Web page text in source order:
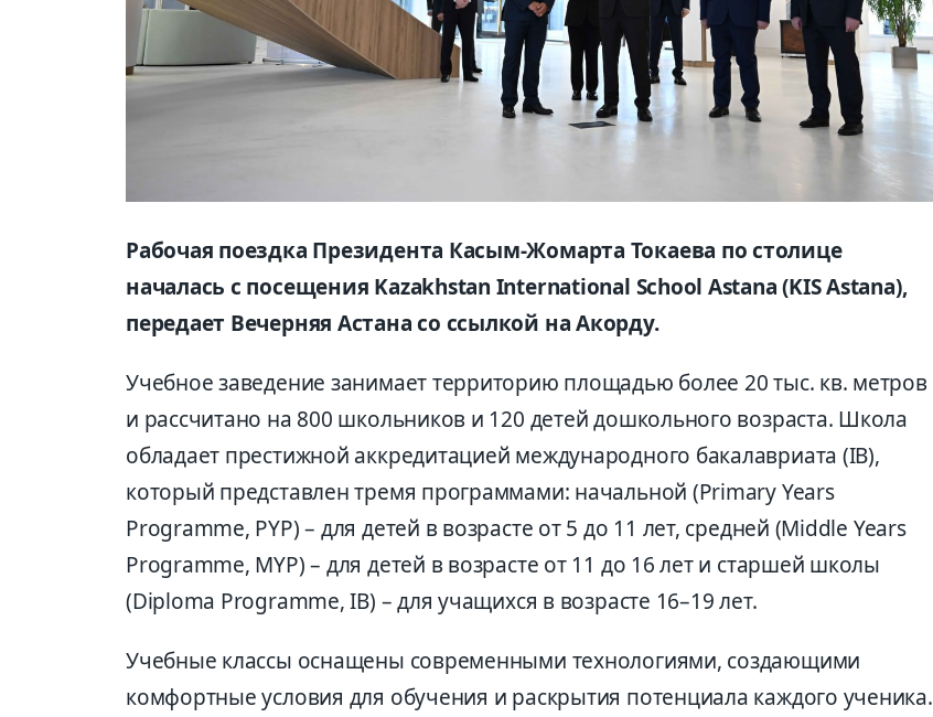
Рабочая поездка Президента Касым-Жомарта Токаева по столице
началась с посещения Kazakhstan International School Astana (KIS Astana),
передает Вечерняя Астана со ссылкой на Акорду.
Учебное заведение занимает территорию площадью более 20 тыс. кв. метров
и рассчитано на 800 школьников и 120 детей дошкольного возраста. Школа
обладает престижной аккредитацией международного бакалавриата (IB),
который представлен тремя программами: начальной (Primary Years
Programme, PYP) – для детей в возрасте от 5 до 11 лет, средней (Middle Years
Programme, MYP) – для детей в возрасте от 11 до 16 лет и старшей школы
(Diploma Programme, IB) – для учащихся в возрасте 16–19 лет.
Учебные классы оснащены современными технологиями, создающими
комфортные условия для обучения и раскрытия потенциала каждого ученика.